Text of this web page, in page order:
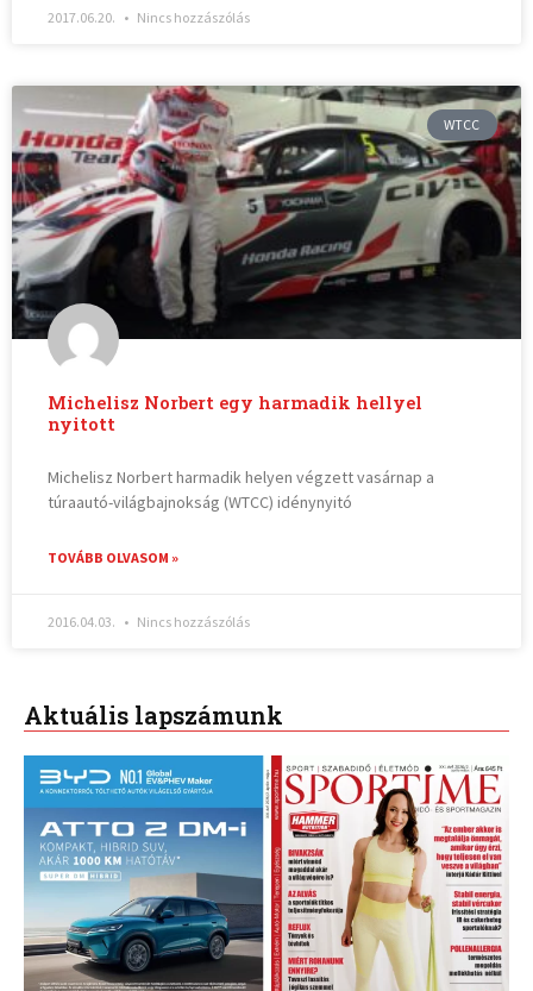
2017.06.20. Nincs hozzászólás
WTCC
Michelisz Norbert egy harmadik hellyel
nyitott
Michelisz Norbert harmadik helyen végzett vasárnap a
túraautó-világbajnokság (WTCC) idénynyitó
TOVÁBB OLVASOM »
2016.04.03. Nincs hozzászólás
Aktuális lapszámunk